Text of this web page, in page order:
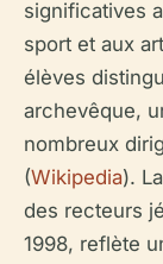
significatives
sport et aux
élèves
archevêque,
nombreux
(Wikipedia).
des recteurs
1998, reflète